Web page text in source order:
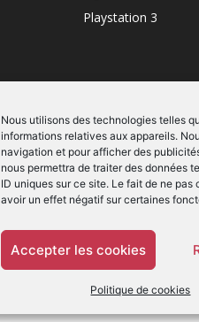
Nous utilisons des technologies telles
informations relatives aux appareils.
navigation et pour afficher des
nous permettra de traiter des données
ID uniques sur ce site. Le fait de ne
avoir un effet négatif sur certaines
Accepter les cookies
Politique de cookies
Playstation 3
SUIVEZ NOUS